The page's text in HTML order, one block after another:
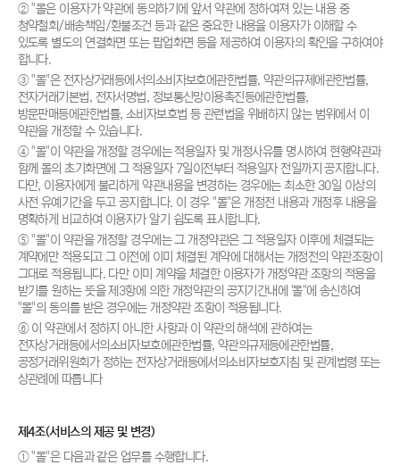
② "몰은 이용자가 약관에 동의하기에 앞서 약관에 정하여져 있는 내용 중
청약철회/배송책임/환불조건 등과 같은 중요한 내용을 이용자가 이해할 수
있도록 별도의 연결화면 또는 팝업화면 등을 제공하여 이용자의 확인을 구하여야
합니다.
③ "몰"은 전자상거래등에서의소비자보호에관한법률, 약관의규제에관한법률,
전자거래기본법, 전자서명법, 정보통신망이용촉진등에관한법률,
방문판매등에관한법률, 소비자보호법 등 관련법을 위배하지 않는 범위에서 이
약관을 개정할 수 있습니다.
④ "몰"이 약관을 개정할 경우에는 적용일자 및 개정사유를 명시하여 현행약관과
함께 몰의 초기화면에 그 적용일자 7일이전부터 적용일자 전일까지 공지합니다.
다만, 이용자에게 불리하게 약관내용을 변경하는 경우에는 최소한 30일 이상의
사전 유예기간을 두고 공지합니다. 이 경우 "몰"은 개정전 내용과 개정후 내용을
명확하게 비교하여 이용자가 알기 쉽도록 표시합니다.
⑤ "몰"이 약관을 개정할 경우에는 그 개정약관은 그 적용일자 이후에 체결되는
계약에만 적용되고 그 이전에 이미 체결된 계약에 대해서는 개정전의 약관조항이
그대로 적용됩니다. 다만 이미 계약을 체결한 이용자가 개정약관 조항의 적용을
받기를 원하는 뜻을 제3항에 의한 개정약관의 공지기간내에 '몰"에 송신하여
"몰"의 동의를 받은 경우에는 개정약관 조항이 적용됩니다.
⑥ 이 약관에서 정하지 아니한 사항과 이 약관의 해석에 관하여는
전자상거래등에서의소비자보호에관한법률, 약관의규제등에관한법률,
공정거래위원회가 정하는 전자상거래등에서의소비자보호지침 및 관계법령 또는
상관례에 따릅니다
제4조(서비스의 제공 및 변경)
① "몰"은 다음과 같은 업무를 수행합니다.